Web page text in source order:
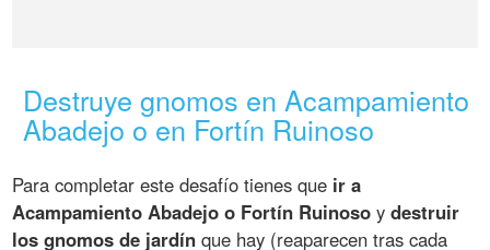
Destruye gnomos en Acampamiento
Abadejo o en Fortín Ruinoso
Para completar este desafío tienes que ir a
Acampamiento Abadejo o Fortín Ruinoso ydestruir
los gnomos de jardín que hay (reaparecen tras cada